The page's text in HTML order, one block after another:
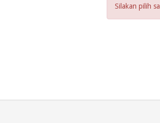
Silakan pilih